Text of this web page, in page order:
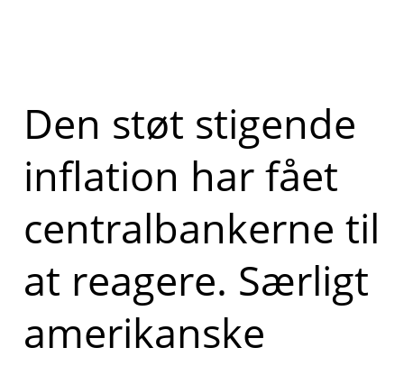
Den støt stigende
inflation har fået
centralbankerne til
at reagere. Særligt
amerikanske